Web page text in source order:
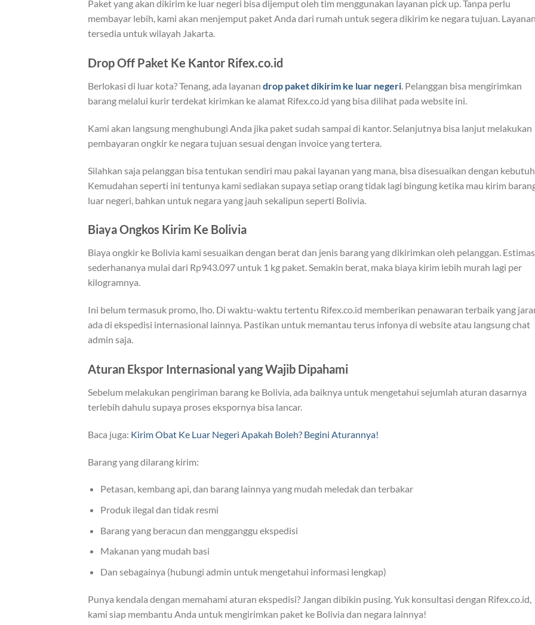
Paket yang akan dikirim ke luar negeri bisa dijemput oleh tim menggunakan layanan pick up. Tanpa perlu
membayar lebih, kami akan menjemput paket Anda dari rumah untuk segera dikirim ke negara tujuan.
tersedia untuk wilayah Jakarta.
Drop Off Paket Ke Kantor Rifex.co.id
Berlokasi di luar kota? Tenang, ada layanan drop paket dikirim ke luar negeri. Pelanggan bisa mengirimkan
barang melalui kurir terdekat kirimkan ke alamat Rifex.co.id yang bisa dilihat pada website ini.
Kami akan langsung menghubungi Anda jika paket sudah sampai di kantor. Selanjutnya bisa lanjut melakukan
pembayaran ongkir ke negara tujuan sesuai dengan invoice yang tertera.
Silahkan saja pelanggan bisa tentukan sendiri mau pakai layanan yang mana, bisa disesuaikan dengan
Kemudahan seperti ini tentunya kami sediakan supaya setiap orang tidak lagi bingung ketika mau kirim
luar negeri, bahkan untuk negara yang jauh sekalipun seperti Bolivia.
Biaya Ongkos Kirim Ke Bolivia
Biaya ongkir ke Bolivia kami sesuaikan dengan berat dan jenis barang yang dikirimkan oleh pelanggan.
sederhananya mulai dari Rp943.097 untuk 1 kg paket. Semakin berat, maka biaya kirim lebih murah lagi per
kilogramnya.
Ini belum termasuk promo, lho. Di waktu-waktu tertentu Rifex.co.id memberikan penawaran terbaik yang
ada di ekspedisi internasional lainnya. Pastikan untuk memantau terus infonya di website atau langsung chat
admin saja.
Aturan Ekspor Internasional yang Wajib Dipahami
Sebelum melakukan pengiriman barang ke Bolivia, ada baiknya untuk mengetahui sejumlah aturan dasarnya
terlebih dahulu supaya proses ekspornya bisa lancar.
Baca juga: Kirim Obat Ke Luar Negeri Apakah Boleh? Begini Aturannya!
Barang yang dilarang kirim:
Petasan, kembang api, dan barang lainnya yang mudah meledak dan terbakar
Produk ilegal dan tidak resmi
Barang yang beracun dan mengganggu ekspedisi
Makanan yang mudah basi
Dan sebagainya (hubungi admin untuk mengetahui informasi lengkap)
Punya kendala dengan memahami aturan ekspedisi? Jangan dibikin pusing. Yuk konsultasi dengan Rifex.co.id,
kami siap membantu Anda untuk mengirimkan paket ke Bolivia dan negara lainnya!